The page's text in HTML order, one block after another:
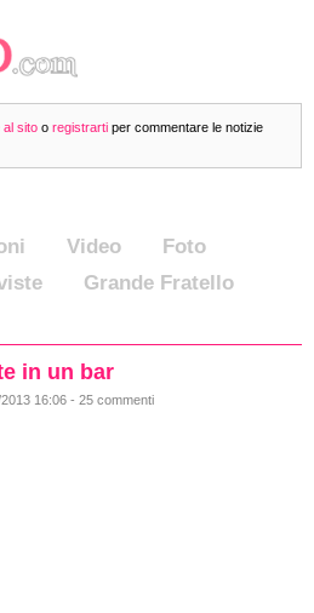
al sito o registrarti per commentare le notizie
Video
Foto
Grande Fratello
in un bar
16:06 - 25 commenti